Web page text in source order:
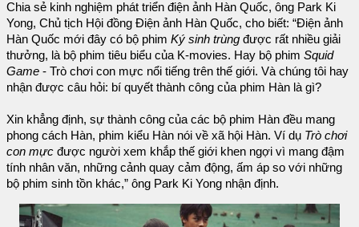
Chia sẻ kinh nghiệm phát triển điện ảnh Hàn Quốc, ông Park Ki
Yong, Chủ tịch Hội đồng Điện ảnh Hàn Quốc, cho biết: “Điện ảnh
Hàn Quốc mới đây có bộ phim Ký sinh trùng được rất nhiều giải
thưởng, là bộ phim tiêu biểu của K-movies. Hay bộ phim Squid
Game - Trò chơi con mực nổi tiếng trên thế giới. Và chúng tôi hay
nhận được câu hỏi: bí quyết thành công của phim Hàn là gì?
Xin khẳng định, sự thành công của các bộ phim Hàn đều mang
phong cách Hàn, phim kiểu Hàn nói về xã hội Hàn. Ví dụ Trò chơi
con mực được người xem khắp thế giới khen ngợi vì mang đậm
tính nhân văn, những cảnh quay cảm động, ấm áp so với những
bộ phim sinh tồn khác,” ông Park Ki Yong nhận định.